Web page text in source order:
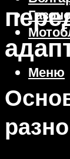
Меню